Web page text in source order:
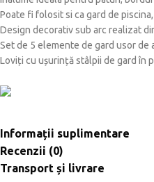
Poate fi folosit si ca gard de
Design decorativ sub arc realizat
Set de 5 elemente de gard usor de
Loviți cu ușurință stâlpii de gard în
Informații suplimentare
Recenzii (0)
Transport și livrare